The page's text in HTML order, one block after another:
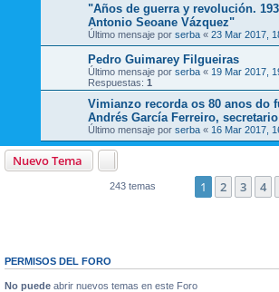
"Años de guerra y revolución.
Antonio Seoane Vázquez"
Último mensaje por serba « 23 Mar 2017,
Pedro Guimarey Filgueiras
Último mensaje por serba « 19 Mar 2017,
Respuestas: 1
Vimianzo recorda os 80 anos do
Andrés García Ferreiro,
Último mensaje por serba « 16 Mar 2017,
Nuevo Tema
243 temas 1 2 3 4
PERMISOS DEL FORO
No puede abrir nuevos temas en este Foro